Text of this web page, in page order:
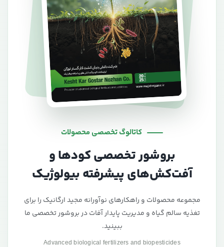
کاتالوگ تخصصی محصولات
بروشور تخصصی کودها و
آفت‌کش‌های پیشرفته بیولوژیک
مجموعه محصولات و راهکارهای نوآورانه مجید ارگانیک را برای
تغذیه سالم گیاه و مدیریت پایدار آفات در بروشور تخصصی ما
ببینید.
Advanced biological fertilizers and biopesticides